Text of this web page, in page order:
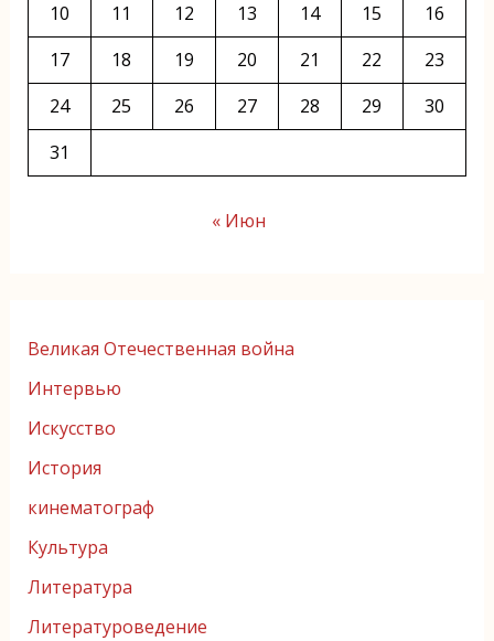
10
11 12 13 14 15
16
17
18 19 20 21 22
23
24
25 26 27 28 29
30
31
« Июн
Великая Отечественная война
Интервью
Искусство
История
кинематограф
Культура
Литература
Литературоведение